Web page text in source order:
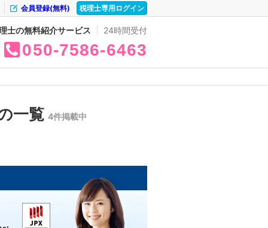
税理士専用ログイン
会員登録(無料)
士の無料紹介サービス 24時間受付
050 7586 6463
一覧 4件掲載中